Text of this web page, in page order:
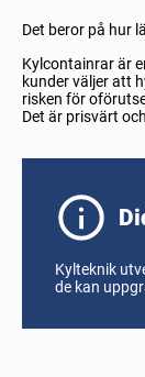
Det beror på hur
Kylcontainrar är
kunder väljer att
risken för
Det är prisvärt
Kylteknik
de kan